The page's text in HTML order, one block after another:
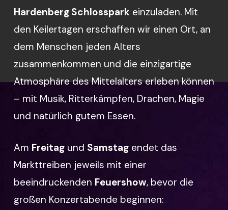
Hardenberg Schlosspark einzuladen. Mit
den Keilertagen erschaffen wir einen Ort, an
dem Menschen jeden Alters
zusammenkommen und die einzigartige
Atmosphäre des Mittelalters erleben können
– mit Musik, Ritterkämpfen, Drachen, Magie
und natürlich gutem Essen.
Am Freitagund Samstagendet das
Markttreiben jeweils mit einer
beeindruckenden Feuershow, bevor die
großen Konzertabende beginnen: